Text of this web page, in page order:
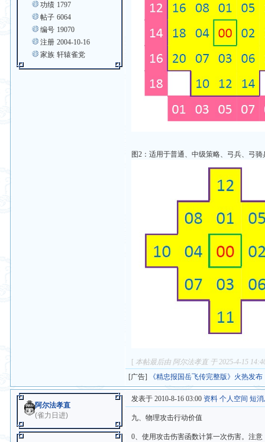
功绩 1797
帖子 6064
编号 19070
注册 2004-10-16
家族 轩辕雀党
图2：适用于普通、中级策略、弓兵、弓骑
[ 本帖最后由 阿尔法孝直 于 2025-4-15
[广告]
《精忠报国岳飞传完整版》火热发布
阿尔法孝直
(雀力日进)
发表于 2010-8-16 03:00 资料 个人空间 短
九、物理攻击行动价值
0、使用攻击伤害函数计算一次伤害。注意